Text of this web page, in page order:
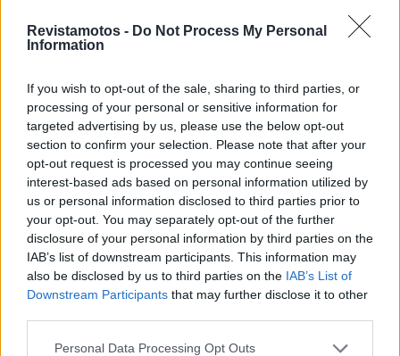
Revistamotos - Do Not Process My Personal
Information
If you wish to opt-out of the sale, sharing to third parties, or
processing of your personal or sensitive information for
targeted advertising by us, please use the below opt-out
section to confirm your selection. Please note that after your
opt-out request is processed you may continue seeing
interest-based ads based on personal information utilized by
us or personal information disclosed to third parties prior to
your opt-out. You may separately opt-out of the further
disclosure of your personal information by third parties on the
IAB’s list of downstream participants. This information may
also be disclosed by us to third parties on the IAB’s List of
Downstream Participants that may further disclose it to other
Personal Data Processing Opt Outs
EVENTO
Mototerapia funciona com a moto elétrica
da Nicot
No passado sábado, dia 17 de maio, a associação sem fins
lucrativos No Barriers ODV inaugurou o uso da sua...